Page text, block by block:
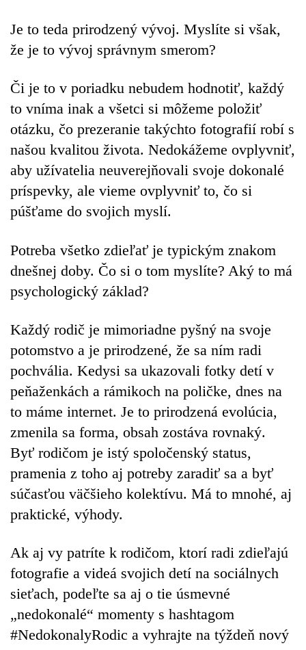
Je to teda prirodzený vývoj. Myslíte si však,
že je to vývoj správnym smerom?
Či je to v poriadku nebudem hodnotiť, každý
to vníma inak a všetci si môžeme položiť
otázku, čo prezeranie takýchto fotografií robí s
našou kvalitou života. Nedokážeme ovplyvniť,
aby užívatelia neuverejňovali svoje dokonalé
príspevky, ale vieme ovplyvniť to, čo si
púšťame do svojich myslí.
Potreba všetko zdieľať je typickým znakom
dnešnej doby. Čo si o tom myslíte? Aký to má
psychologický základ?
Každý rodič je mimoriadne pyšný na svoje
potomstvo a je prirodzené, že sa ním radi
pochvália. Kedysi sa ukazovali fotky detí v
peňaženkách a rámikoch na poličke, dnes na
to máme internet. Je to prirodzená evolúcia,
zmenila sa forma, obsah zostáva rovnaký.
Byť rodičom je istý spoločenský status,
pramenia z toho aj potreby zaradiť sa a byť
súčasťou väčšieho kolektívu. Má to mnohé, aj
praktické, výhody.
Ak aj vy patríte k rodičom, ktorí radi zdieľajú
fotografie a videá svojich detí na sociálnych
sieťach, podeľte sa aj o tie úsmevné
„nedokonalé“ momenty s hashtagom
#NedokonalyRodic a vyhrajte na týždeň nový